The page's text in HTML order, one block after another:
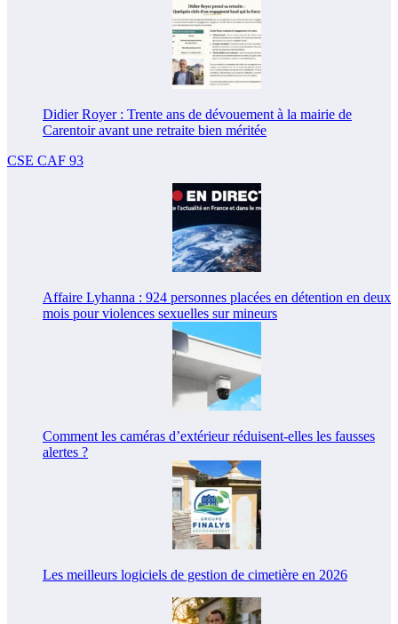
Didier Royer : Trente ans de dévouement à la mairie de
Carentoir avant une retraite bien méritée
CSE CAF 93
Affaire Lyhanna : 924 personnes placées en détention en deux
mois pour violences sexuelles sur mineurs
Comment les caméras d’extérieur réduisent-elles les fausses
alertes ?
Les meilleurs logiciels de gestion de cimetière en 2026